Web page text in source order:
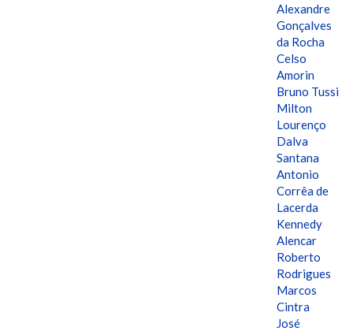
Alexandre
Gonçalves
da Rocha
Celso
Amorin
Bruno Tussi
Milton
Lourenço
Dalva
Santana
Antonio
Corrêa de
Lacerda
Kennedy
Alencar
Roberto
Rodrigues
Marcos
Cintra
José